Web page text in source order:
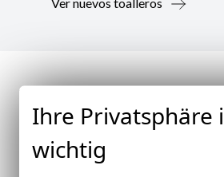
Ver nuevos toalleros
Ihre Privatsphäre
wichtig